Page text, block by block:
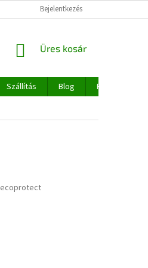
Bejelentkezés
KOSÁR
Üres kosár
Szállítás Blog
Rólunk
ecoprotect